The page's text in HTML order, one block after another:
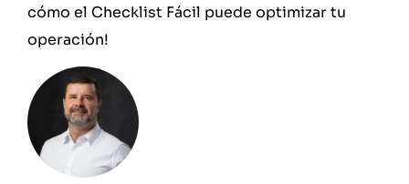
cómo el Checklist Fácil puede optimizar tu
operación!